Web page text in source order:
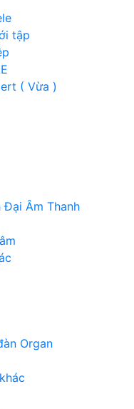
tập
( Vừa )
Đại Âm Thanh
Organ